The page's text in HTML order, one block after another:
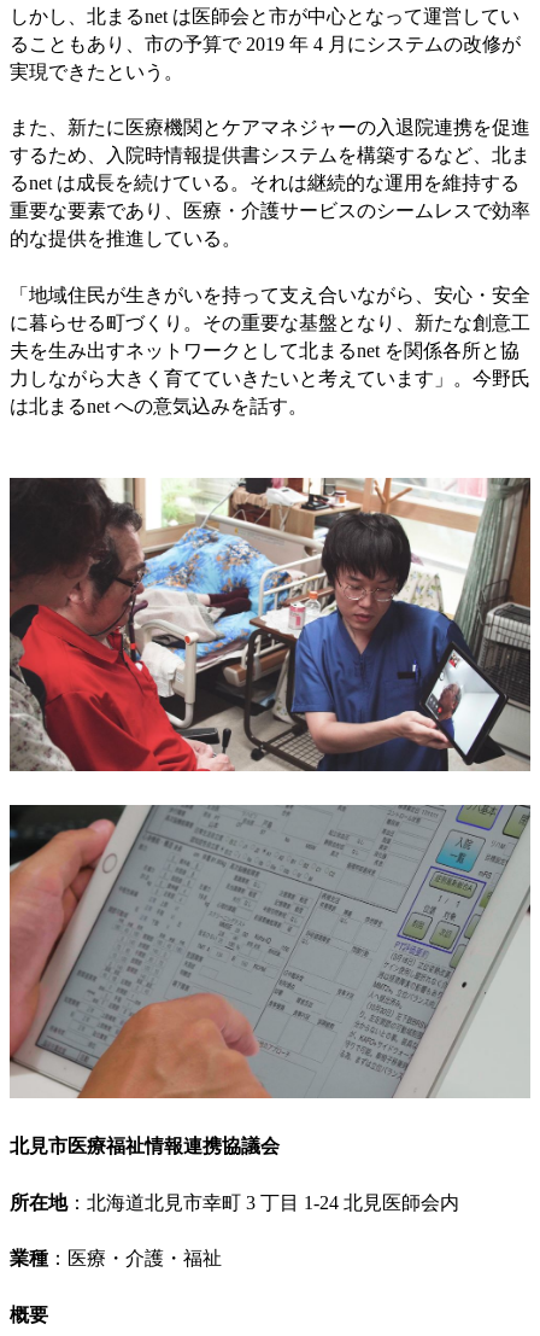
しかし、北まるnet は医師会と市が中心となって運営してい
ることもあり、市の予算で 2019 年 4 月にシステムの改修が
実現できたという。
また、新たに医療機関とケアマネジャーの入退院連携を促進
するため、入院時情報提供書システムを構築するなど、北ま
るnet は成長を続けている。それは継続的な運用を維持する
重要な要素であり、医療・介護サービスのシームレスで効率
的な提供を推進している。
「地域住民が生きがいを持って支え合いながら、安心・安全
に暮らせる町づくり。その重要な基盤となり、新たな創意工
夫を生み出すネットワークとして北まるnet を関係各所と協
力しながら大きく育てていきたいと考えています」。今野氏
は北まるnet への意気込みを話す。
北見市医療福祉情報連携協議会
所在地：北海道北見市幸町 3 丁目 1-24 北見医師会内
業種 ：医療・介護・福祉
概要